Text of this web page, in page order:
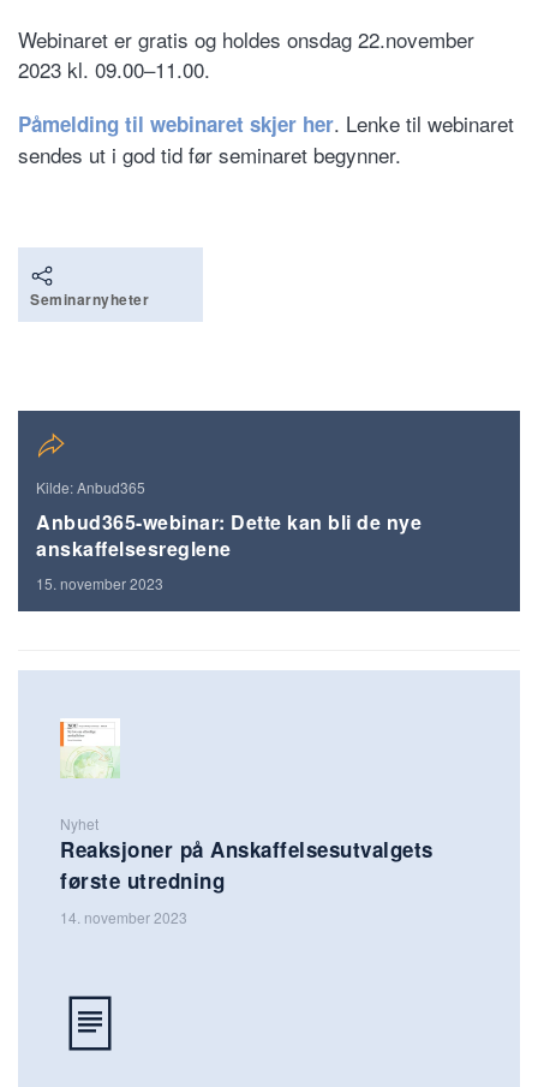
Webinaret er gratis og holdes onsdag 22.november
2023 kl. 09.00–11.00.
Påmelding til webinaret skjer her. Lenke til webinaret
sendes ut i god tid før seminaret begynner.
Seminarnyheter
Kilde: Anbud365
Anbud365-webinar: Dette kan bli de nye
anskaffelsesreglene
15. november 2023
Nyhet
Reaksjoner på Anskaffelsesutvalgets
første utredning
14. november 2023